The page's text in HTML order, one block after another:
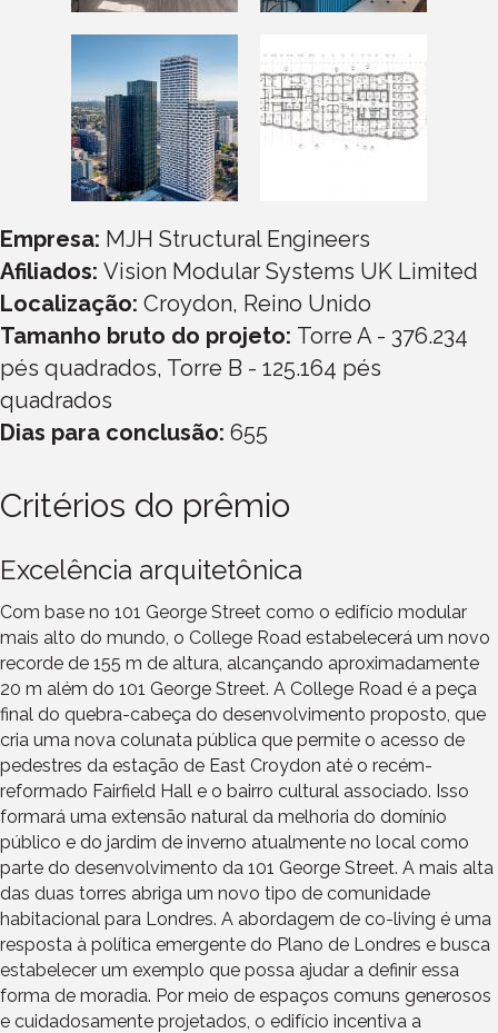
Empresa: MJH Structural Engineers
Afiliados: Vision Modular Systems UK Limited
Localização: Croydon, Reino Unido
Tamanho bruto do projeto: Torre A - 376.234
pés quadrados, Torre B - 125.164 pés
quadrados
Dias para conclusão: 655
Critérios do prêmio
Excelência arquitetônica
Com base no 101 George Street como o edifício modular
mais alto do mundo, o College Road estabelecerá um novo
recorde de 155 m de altura, alcançando aproximadamente
20 m além do 101 George Street. A College Road é a peça
final do quebra-cabeça do desenvolvimento proposto, que
cria uma nova colunata pública que permite o acesso de
pedestres da estação de East Croydon até o recém-
reformado Fairfield Hall e o bairro cultural associado. Isso
formará uma extensão natural da melhoria do domínio
público e do jardim de inverno atualmente no local como
parte do desenvolvimento da 101 George Street. A mais alta
das duas torres abriga um novo tipo de comunidade
habitacional para Londres. A abordagem de co-living é uma
resposta à política emergente do Plano de Londres e busca
estabelecer um exemplo que possa ajudar a definir essa
forma de moradia. Por meio de espaços comuns generosos
e cuidadosamente projetados, o edifício incentiva a